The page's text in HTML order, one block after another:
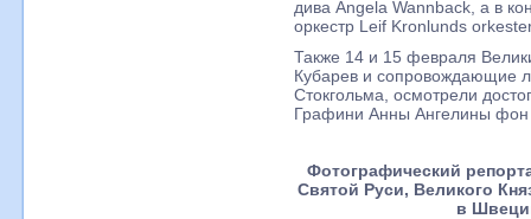
дива Angela Wannback, а в
оркестр Leif Kronlunds
Также 14 и 15 февраля
Кубарев и сопровождающие
Стокгольма, осмотрели
Графини Анны Ангелины фон
Фотографический
Святой Руси, Великого
в